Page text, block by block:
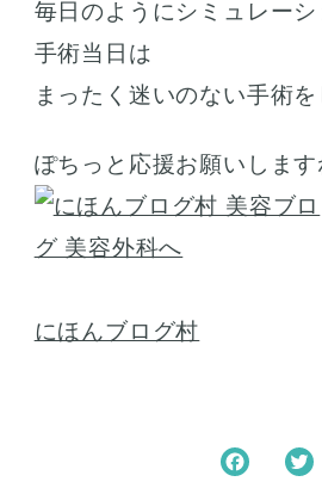
毎日のようにシミュレーシ
手術当日は
まったく迷いのない手術を
ぽちっと応援お願いします
にほんブログ村